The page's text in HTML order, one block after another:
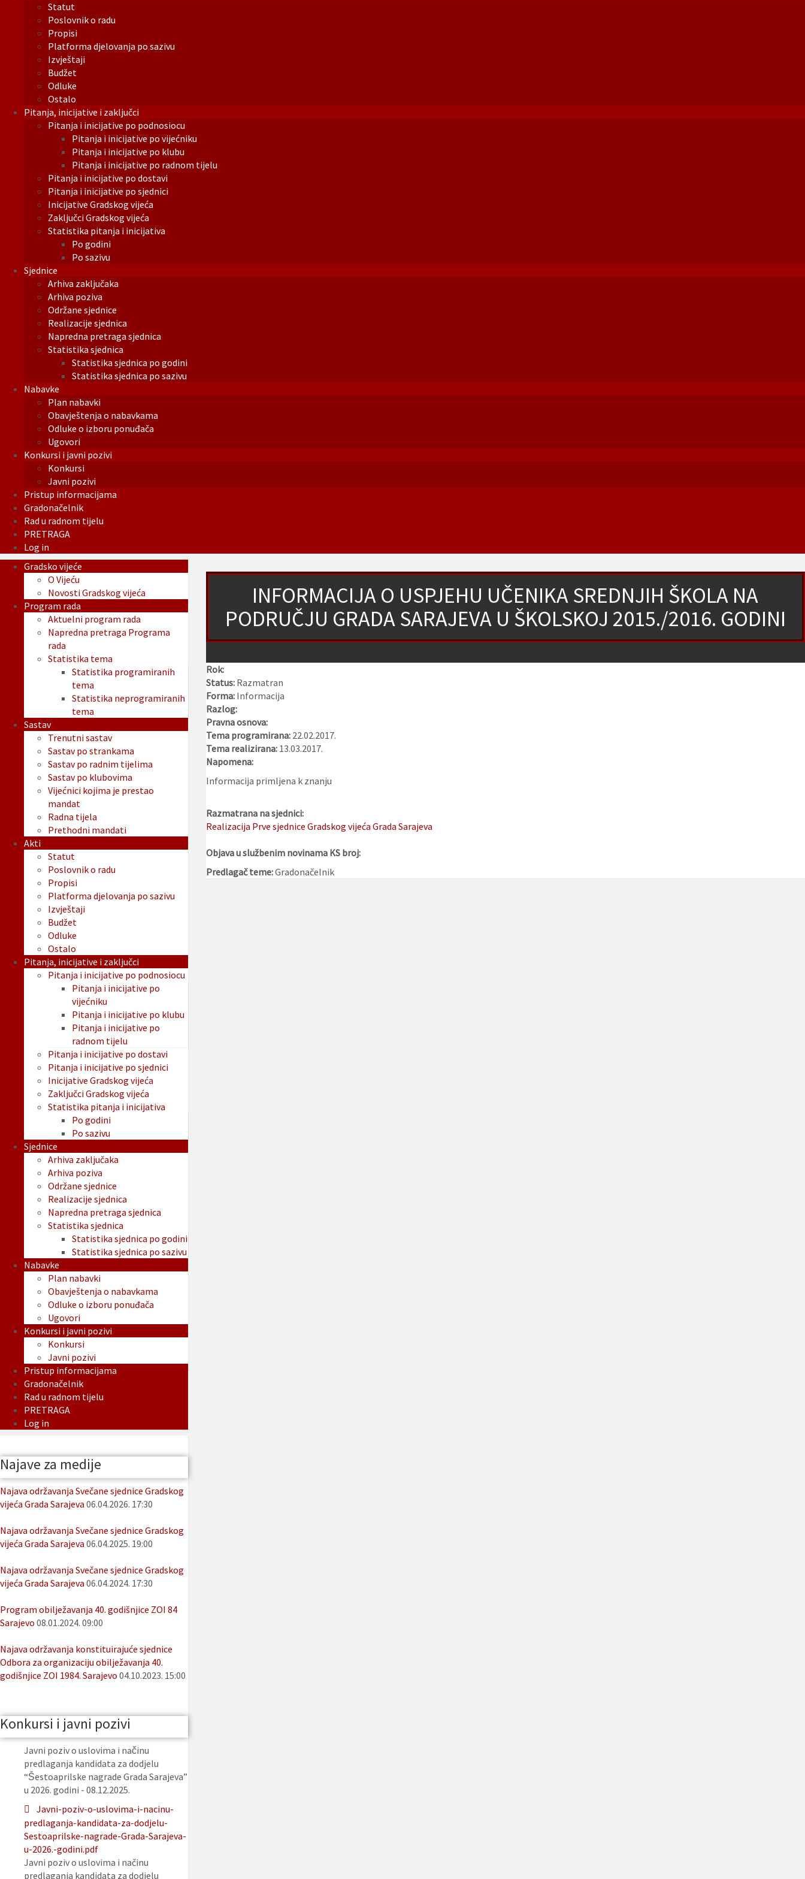
Statut
Poslovnik o radu
Propisi
Platforma djelovanja po sazivu
Izvještaji
Budžet
Odluke
Ostalo
Pitanja, inicijative i zaključci
Pitanja i inicijative po podnosiocu
Pitanja i inicijative po vijećniku
Pitanja i inicijative po klubu
Pitanja i inicijative po radnom tijelu
Pitanja i inicijative po dostavi
Pitanja i inicijative po sjednici
Inicijative Gradskog vijeća
Zaključci Gradskog vijeća
Statistika pitanja i inicijativa
Po godini
Po sazivu
Sjednice
Arhiva zaključaka
Arhiva poziva
Održane sjednice
Realizacije sjednica
Napredna pretraga sjednica
Statistika sjednica
Statistika sjednica po godini
Statistika sjednica po sazivu
Nabavke
Plan nabavki
Obavještenja o nabavkama
Odluke o izboru ponuđača
Ugovori
Konkursi i javni pozivi
Konkursi
Javni pozivi
Pristup informacijama
Gradonačelnik
Rad u radnom tijelu
PRETRAGA
Log in
INFORMACIJA O USPJEHU UČENIKA SREDNJIH ŠKOLA NA
PODRUČJU GRADA SARAJEVA U ŠKOLSKOJ 2015./2016. GODINI
Rok:
Status: Razmatran
Forma: Informacija
Razlog:
Pravna osnova:
Tema programirana: 22.02.2017.
Tema realizirana: 13.03.2017.
Napomena:
Informacija primljena k znanju
Razmatrana na sjednici:
Realizacija Prve sjednice Gradskog vijeća Grada Sarajeva
Objava u službenim novinama KS broj:
Predlagač teme:Gradonačelnik
Gradsko vijeće
O Vijeću
Novosti Gradskog vijeća
Program rada
Aktuelni program rada
Napredna pretraga Programa
rada
Statistika tema
Statistika programiranih
tema
Statistika neprogramiranih
tema
Sastav
Trenutni sastav
Sastav po strankama
Sastav po radnim tijelima
Sastav po klubovima
Vijećnici kojima je prestao
mandat
Radna tijela
Prethodni mandati
Akti
Statut
Poslovnik o radu
Propisi
Platforma djelovanja po sazivu
Izvještaji
Budžet
Odluke
Ostalo
Pitanja, inicijative i zaključci
Pitanja i inicijative po podnosiocu
Pitanja i inicijative po
vijećniku
Pitanja i inicijative po klubu
Pitanja i inicijative po
radnom tijelu
Pitanja i inicijative po dostavi
Pitanja i inicijative po sjednici
Inicijative Gradskog vijeća
Zaključci Gradskog vijeća
Statistika pitanja i inicijativa
Po godini
Po sazivu
Sjednice
Arhiva zaključaka
Arhiva poziva
Održane sjednice
Realizacije sjednica
Napredna pretraga sjednica
Statistika sjednica
Statistika sjednica po godini
Statistika sjednica po sazivu
Nabavke
Plan nabavki
Obavještenja o nabavkama
Odluke o izboru ponuđača
Ugovori
Konkursi i javni pozivi
Konkursi
Javni pozivi
Pristup informacijama
Gradonačelnik
Rad u radnom tijelu
PRETRAGA
Log in
Najave za medije
Najava održavanja Svečane sjednice Gradskog
vijeća Grada Sarajeva 06.04.2026. 17:30
Najava održavanja Svečane sjednice Gradskog
vijeća Grada Sarajeva 06.04.2025. 19:00
Najava održavanja Svečane sjednice Gradskog
vijeća Grada Sarajeva 06.04.2024. 17:30
Program obilježavanja 40. godišnjice ZOI 84
Sarajevo 08.01.2024. 09:00
Najava održavanja konstituirajuće sjednice
Odbora za organizaciju obilježavanja 40.
godišnjice ZOI 1984. Sarajevo 04.10.2023. 15:00
Konkursi i javni pozivi
Javni poziv o uslovima i načinu
predlaganja kandidata za dodjelu
“Šestoaprilske nagrade Grada Sarajeva”
u 2026. godini - 08.12.2025.
Javni-poziv-o-uslovima-i-nacinu-
predlaganja-kandidata-za-dodjelu-
Sestoaprilske-nagrade-Grada-Sarajeva-
u-2026.-godini.pdf
Javni poziv o uslovima i načinu
predlaganja kandidata za dodjelu